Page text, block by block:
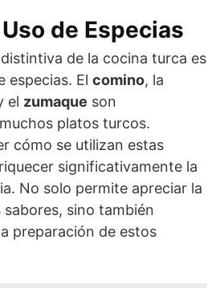
de Especias
de la cocina turca es
especias. El comino, la
el zumaque son
platos turcos.
cómo se utilizan estas
significativamente la
No solo permite apreciar la
sino también
preparación de estos